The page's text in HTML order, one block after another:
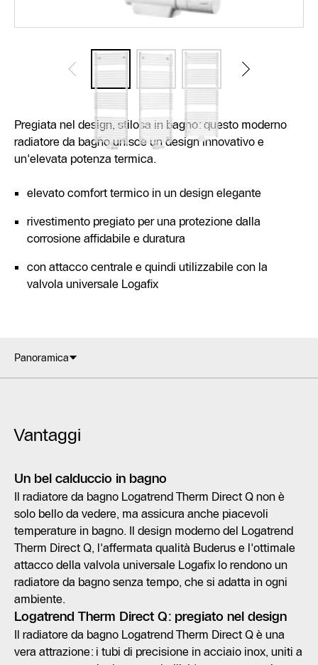
Pregiata nel design, stilosa in bagno: questo moderno
radiatore da bagno unisce un design innovativo e
un'elevata potenza termica.
elevato comfort termico in un design elegante
rivestimento pregiato per una protezione dalla
corrosione affidabile e duratura
con attacco centrale e quindi utilizzabile con la
valvola universale Logafix
Panoramica
Vantaggi
Un bel calduccio in bagno
Il radiatore da bagno Logatrend Therm Direct Q non è
solo bello da vedere, ma assicura anche piacevoli
temperature in bagno. Il design moderno del Logatrend
Therm Direct Q, l'affermata qualità Buderus e l'ottimale
attacco della valvola universale Logafix lo rendono un
radiatore da bagno senza tempo, che si adatta in ogni
ambiente.
Logatrend Therm Direct Q: pregiato nel design
Il radiatore da bagno Logatrend Therm Direct Q è una
vera attrazione: i tubi di precisione in acciaio inox, uniti a